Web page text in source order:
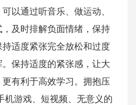
以通过听音乐、做运动、
及时排解负面情绪，保持
适度紧张完全放松和过度
保持适度的紧张感，让大
有利于高效学习。拥抱压
机游戏、短视频、无意义的